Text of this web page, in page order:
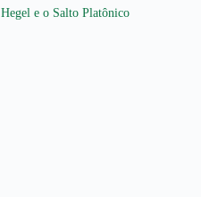
Hegel e o Salto Platônico